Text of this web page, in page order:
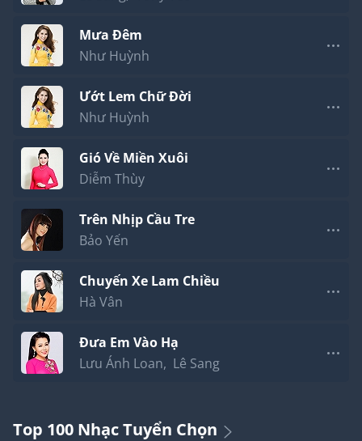
Mưa Đêm
Như Huỳnh
Ướt Lem Chữ Đời
Như Huỳnh
Gió Về Miền Xuôi
Diễm Thùy
Trên Nhịp Cầu Tre
Bảo Yến
Chuyến Xe Lam Chiều
Hà Vân
Đưa Em Vào Hạ
Lưu Ánh Loan, Lê Sang
Top 100 Nhạc Tuyển Chọn